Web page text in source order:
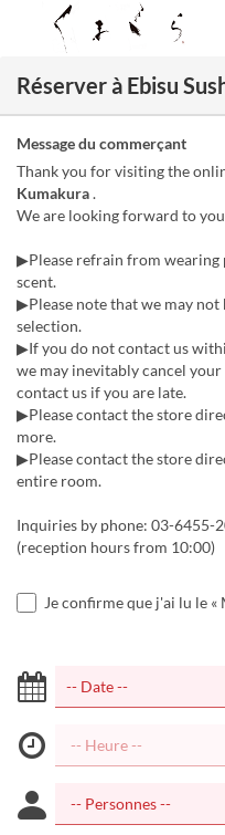
Réserver à Ebisu
Message du commerçant
Thank you for visiting the
Kumakura.
We are looking forward to
▶Please refrain from
scent.
▶Please note that we may
selection.
▶If you do not contact us
we may inevitably cancel
contact us if you are late.
▶Please contact the store
more.
▶Please contact the store
entire room.
Inquiries by phone: 03-6455-
(reception hours from 10:00)
Je confirme que j'ai lu le «